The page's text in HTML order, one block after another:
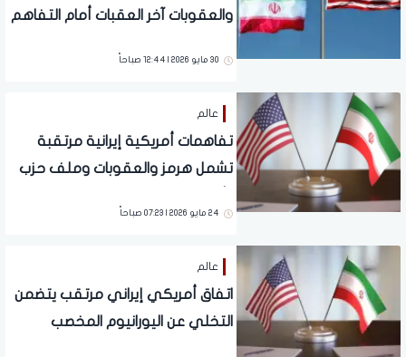
والعقوبات آخر العقبات أمام التفاهم
30 مايو 2026 | 12:44 صباحاً
عالم
تفاهمات أمريكية إيرانية مرتقبة
تشمل هرمز والعقوبات وملف حزب
24 مايو 2026 | 07:23 صباحاً
عالم
اتفاق أمريكي إيراني مرتقب يتضمن
التخلي عن اليورانيوم المخصب